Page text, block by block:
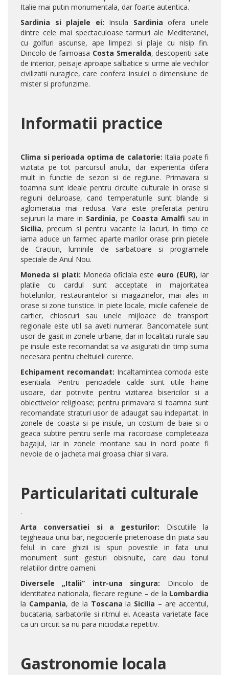
Italie mai putin monumentala, dar foarte autentica.
Sardinia si plajele ei: Insula Sardinia ofera unele
dintre cele mai spectaculoase tarmuri ale Mediteranei,
cu golfuri ascunse, ape limpezi si plaje cu nisip fin.
Dincolo de faimoasa Costa Smeralda, descoperiti sate
de interior, peisaje aproape salbatice si urme ale vechilor
civilizatii nuragice, care confera insulei o dimensiune de
mister si profunzime.
Informatii practice
Clima si perioada optima de calatorie: Italia poate fi
vizitata pe tot parcursul anului, dar experienta difera
mult in functie de sezon si de regiune. Primavara si
toamna sunt ideale pentru circuite culturale in orase si
regiuni deluroase, cand temperaturile sunt blande si
aglomeratia mai redusa. Vara este preferata pentru
sejururi la mare in Sardinia, pe Coasta Amalfi sau in
Sicilia, precum si pentru vacante la lacuri, in timp ce
iarna aduce un farmec aparte marilor orase prin pietele
de Craciun, luminile de sarbatoare si programele
speciale de Anul Nou.
Moneda si plati: Moneda oficiala este euro (EUR), iar
platile cu cardul sunt acceptate in majoritatea
hotelurilor, restaurantelor si magazinelor, mai ales in
orase si zone turistice. In piete locale, micile cafenele de
cartier, chioscuri sau unele mijloace de transport
regionale este util sa aveti numerar. Bancomatele sunt
usor de gasit in zonele urbane, dar in localitati rurale sau
pe insule este recomandat sa va asigurati din timp suma
necesara pentru cheltuieli curente.
Echipament recomandat: Incaltamintea comoda este
esentiala. Pentru perioadele calde sunt utile haine
usoare, dar potrivite pentru vizitarea bisericilor si a
obiectivelor religioase; pentru primavara si toamna sunt
recomandate straturi usor de adaugat sau indepartat. In
zonele de coasta si pe insule, un costum de baie si o
geaca subtire pentru serile mai racoroase completeaza
bagajul, iar in zonele montane sau in nord poate fi
nevoie de o jacheta mai groasa chiar si vara.
Particularitati culturale
.
Arta conversatiei si a gesturilor: Discutiile la
tejgheaua unui bar, negocierile prietenoase din piata sau
felul in care ghizii isi spun povestile in fata unui
monument sunt gesturi obisnuite, care dau tonul
relatiilor dintre oameni.
Diversele „Italii” intr-una singura: Dincolo de
identitatea nationala, fiecare regiune – de la Lombardia
la Campania, de la Toscana la Sicilia – are accentul,
bucataria, sarbatorile si ritmul ei. Aceasta varietate face
ca un circuit sa nu para niciodata repetitiv.
Gastronomie locala